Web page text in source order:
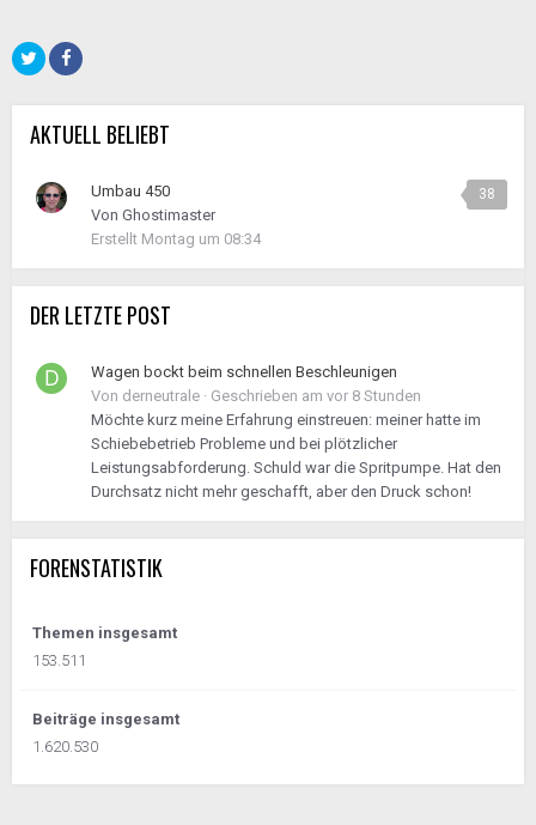
AKTUELL BELIEBT
38
Umbau 450
Von Ghostimaster
Erstellt Montag um 08:34
DER LETZTE POST
Wagen bockt beim schnellen Beschleunigen
Von derneutrale · Geschrieben am vor 8 Stunden
Möchte kurz meine Erfahrung einstreuen: meiner hatte im
Schiebebetrieb Probleme und bei plötzlicher
Leistungsabforderung. Schuld war die Spritpumpe. Hat den
Durchsatz nicht mehr geschafft, aber den Druck schon!
FORENSTATISTIK
Themen insgesamt
153.511
Beiträge insgesamt
1.620.530